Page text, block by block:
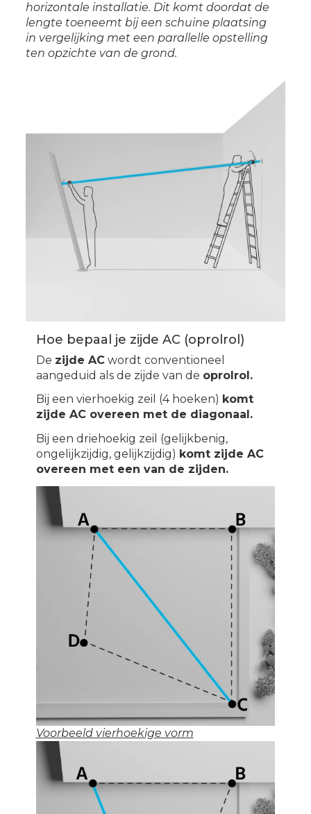
horizontale installatie. Dit komt doordat de
lengte toeneemt bij een schuine plaatsing
in vergelijking met een parallelle opstelling
ten opzichte van de grond.
Hoe bepaal je zijde AC (oprolrol)
De zijde ACwordt conventioneel
aangeduid als de zijde van de oprolrol.
Bij een vierhoekig zeil (4 hoeken) komt
zijde AC overeen met de diagonaal.
Bij een driehoekig zeil (gelijkbenig,
ongelijkzijdig, gelijkzijdig) komt zijde AC
overeen met een van de zijden.
Voorbeeld vierhoekige vorm